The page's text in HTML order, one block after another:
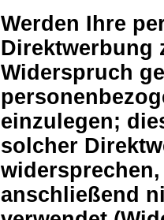
Werden Ihre
Direktwerbung
Widerspruch
einzulegen;
solcher
anschließend